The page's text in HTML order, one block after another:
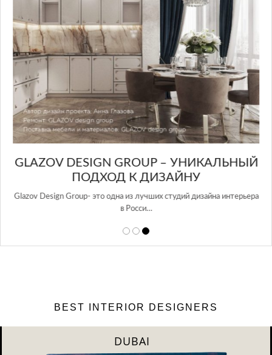
GLAZOV DESIGN GROUP – УНИКАЛЬНЫЙ
ПОДХОД К ДИЗАЙНУ
Glazov Design Group- это одна из лучших студий дизайна интерьера
в Росси…
BEST INTERIOR DESIGNERS
DUBAI